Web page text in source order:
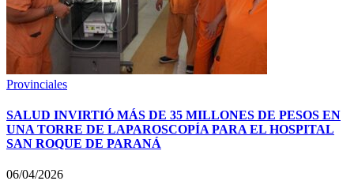
Provinciales
SALUD INVIRTIÓ MÁS DE 35 MILLONES DE PESOS EN
UNA TORRE DE LAPAROSCOPÍA PARA EL HOSPITAL
SAN ROQUE DE PARANÁ
06/04/2026